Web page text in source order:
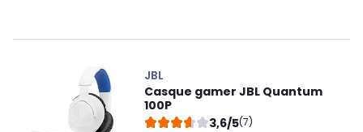
JBL
Casque gamer JBL Quantum
100P
3,6/5(7)